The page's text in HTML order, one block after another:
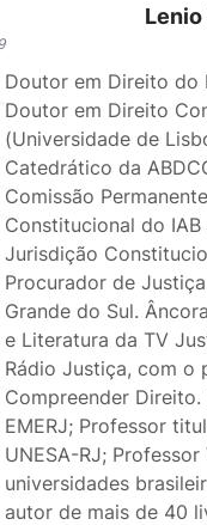
Doutor em Direito do
Doutor em Direito
(Universidade de
Catedrático da
Comissão
Constitucional do
Jurisdição
Procurador de
Grande do Sul.
e Literatura da TV
Rádio Justiça, com o
Compreender
EMERJ; Professor
UNESA-RJ;
universidades
autor de mais de 40